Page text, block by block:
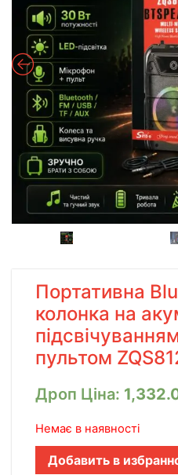
Портативна
колонка на
пультом
Дроп Ціна:
Немає в наявності
Добавить в